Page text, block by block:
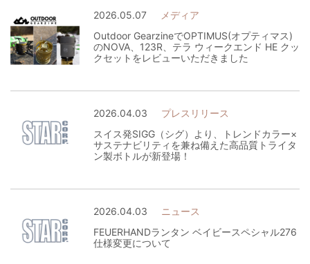
2026.05.07
メディア
Outdoor GearzineでOPTIMUS(オプティマス)
のNOVA、123R、テラ ウィークエンド HE クッ
クセットをレビューいただきました
2026.04.03
プレスリリース
スイス発SIGG（シグ）より、トレンドカラー×
サステナビリティを兼ね備えた高品質トライタ
ン製ボトルが新登場！
2026.04.03
ニュース
FEUERHANDランタン ベイビースペシャル276
仕様変更について